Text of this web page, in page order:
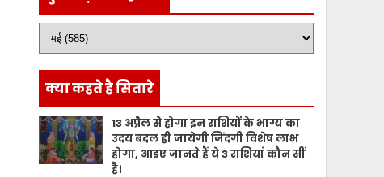
क्या कहते है सितारे
13 अप्रैल से होगा इन राशियों के भाग्य का
उदय बदल ही जायेगी जिंदगी विशेष लाभ
होगा, आइए जानते हैं ये 3 राशियां कौन सीं
है।